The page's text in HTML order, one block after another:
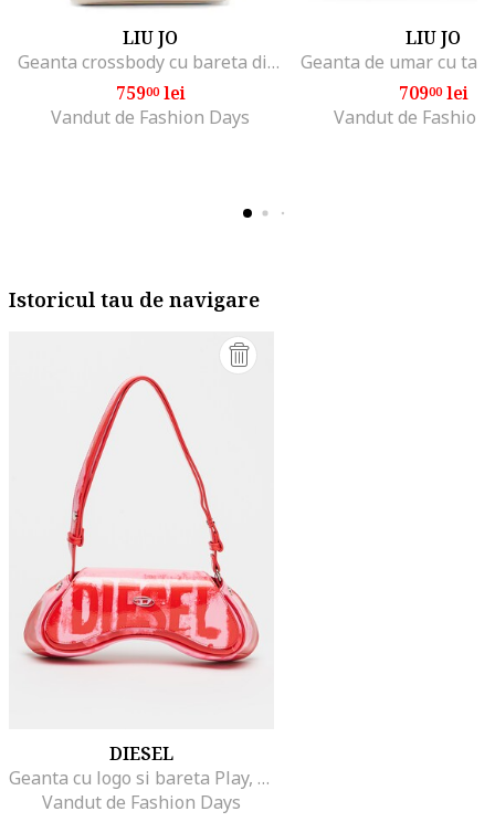
LIU JO
Geanta crossbody cu bareta din lant, Alb murdar
75900lei
Vandut de Fashion Days
LIU JO
70900lei
Vandut de Fashion
Istoricul tau de navigare
DIESEL
Geanta cu logo si bareta Play, Rosu/Roz
Vandut de Fashion Days